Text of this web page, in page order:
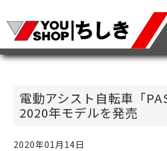
電動アシスト自転車「
2020年モデルを発売
2020年01月14日